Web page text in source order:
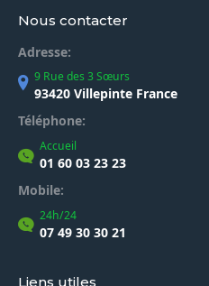
Nous contacter
Adresse:
9 Rue des 3 Sœurs
93420 Villepinte France
Téléphone:
Accueil
01 60 03 23 23
Mobile:
24h/24
07 49 30 30 21
Liens utiles